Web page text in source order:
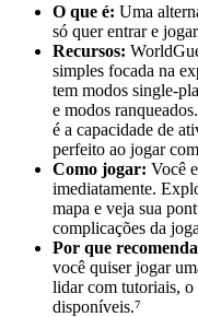
O que é: Uma
só quer entrar e
Recursos:
simples focada na
tem modos single-
e modos
é a capacidade de
perfeito ao jogar
Como jogar: Você
imediatamente.
mapa e veja sua
complicações da
Por que
você quiser jogar
lidar com tutoriais, o
disponíveis.⁷